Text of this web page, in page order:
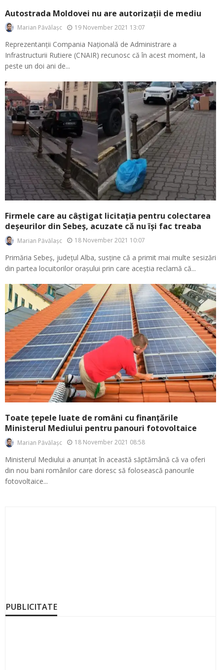
Autostrada Moldovei nu are autorizații de mediu
Marian Păvălașc 19 November 2021 13:07
Reprezentanții Compania Națională de Administrare a
Infrastructurii Rutiere (CNAIR) recunosc că în acest moment, la
peste un doi ani de...
Firmele care au câștigat licitația pentru colectarea
deșeurilor din Sebeș, acuzate că nu își fac treaba
Marian Păvălașc 18 November 2021 10:07
Primăria Sebeș, județul Alba, susține că a primit mai multe sesizări
din partea locuitorilor orașului prin care aceștia reclamă că...
Toate țepele luate de români cu finanțările
Ministerul Mediului pentru panouri fotovoltaice
Marian Păvălașc 18 November 2021 08:58
Ministerul Mediului a anunțat în această săptămână că va oferi
din nou bani românilor care doresc să folosească panourile
fotovoltaice...
PUBLICITATE